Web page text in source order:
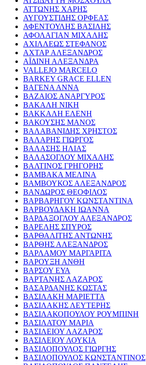
ΑΤΤΩΝΗΣ ΧΑΡΗΣ
ΑΥΓΟΥΣΤΙΔΗΣ ΟΡΦΕΑΣ
ΑΦΕΝΤΟΥΛΗΣ ΒΑΣΙΛΗΣ
ΑΦΟΛΑΓΙΑΝ ΜΙΧΑΛΗΣ
ΑΧΙΛΛΕΩΣ ΣΤΕΦΑΝΟΣ
ΑΧΤΑΡ ΑΛΕΞΑΝΔΡΟΣ
ΑΪΔΙΝΗ ΑΛΕΞΑΝΔΡΑ
VALLEJO MARCELO
BARKEY GRACE ELLEN
ΒΑΓΕΝΑ ΑΝΝΑ
ΒΑΖΑΙΟΣ ΑΝΑΡΓΥΡΟΣ
ΒΑΚΑΛΗ ΝΙΚΗ
ΒΑΚΚΑΛΗ ΕΛΕΝΗ
ΒΑΚΟΥΣΗΣ ΜΑΝΟΣ
ΒΑΛΑΒΑΝΙΔΗΣ ΧΡΗΣΤΟΣ
ΒΑΛΑΡΗΣ ΓΙΩΡΓΟΣ
ΒΑΛΑΣΗΣ ΗΛΙΑΣ
ΒΑΛΑΣΟΓΛΟΥ ΜΙΧΑΛΗΣ
ΒΑΛΤΙΝΟΣ ΓΡΗΓΟΡΗΣ
ΒΑΜΒΑΚΑ ΜΕΛΙΝΑ
ΒΑΜΒΟΥΚΟΣ ΑΛΕΞΑΝΔΡΟΣ
ΒΑΝΔΩΡΟΣ ΘΕΟΦΙΛΟΣ
ΒΑΡΒΑΡΗΓΟΥ ΚΩΝΣΤΑΝΤΙΝΑ
ΒΑΡΒΟΥΔΑΚΗ ΙΩΑΝΝΑ
ΒΑΡΔΑΞΟΓΛΟΥ ΑΛΕΞΑΝΔΡΟΣ
ΒΑΡΕΛΗΣ ΣΠΥΡΟΣ
ΒΑΡΘΑΛΙΤΗΣ ΑΝΤΩΝΗΣ
ΒΑΡΘΗΣ ΑΛΕΞΑΝΔΡΟΣ
ΒΑΡΛΑΜΟΥ ΜΑΡΓΑΡΙΤΑ
ΒΑΡΟΥΞΗ ΑΝΘΗ
ΒΑΡΣΟΥ ΕΥΑ
ΒΑΡΤΑΝΗΣ ΛΑΖΑΡΟΣ
ΒΑΣΑΡΔΑΝΗΣ ΚΩΣΤΑΣ
ΒΑΣΙΛΑΚΗ ΜΑΡΙΕΤΤΑ
ΒΑΣΙΛΑΚΗΣ ΛΕΥΤΕΡΗΣ
ΒΑΣΙΛΑΚΟΠΟΥΛΟΥ ΡΟΥΜΠΙΝΗ
ΒΑΣΙΛΑΤΟΥ ΜΑΡΙΑ
ΒΑΣΙΛΕΙΟΥ ΛΑΖΑΡΟΣ
ΒΑΣΙΛΕΙΟΥ ΛΟΥΚΙΑ
ΒΑΣΙΛΟΠΟΥΛΟΣ ΓΙΩΡΓΗΣ
ΒΑΣΙΛΟΠΟΥΛΟΣ ΚΩΝΣΤΑΝΤΙΝΟΣ